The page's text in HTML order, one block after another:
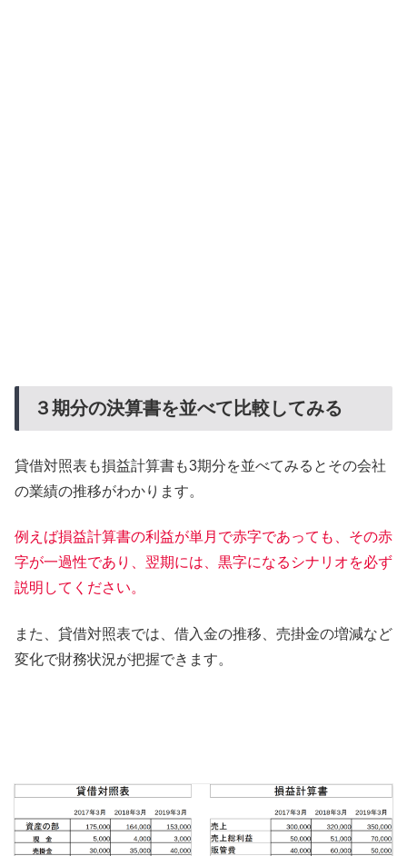
３期分の決算書を並べて比較してみる
貸借対照表も損益計算書も3期分を並べてみるとその会社
の業績の推移がわかります。
例えば損益計算書の利益が単月で赤字であっても、その赤
字が一過性であり、翌期には、黒字になるシナリオを必ず
説明してください。
また、貸借対照表では、借入金の推移、売掛金の増減など
変化で財務状況が把握できます。